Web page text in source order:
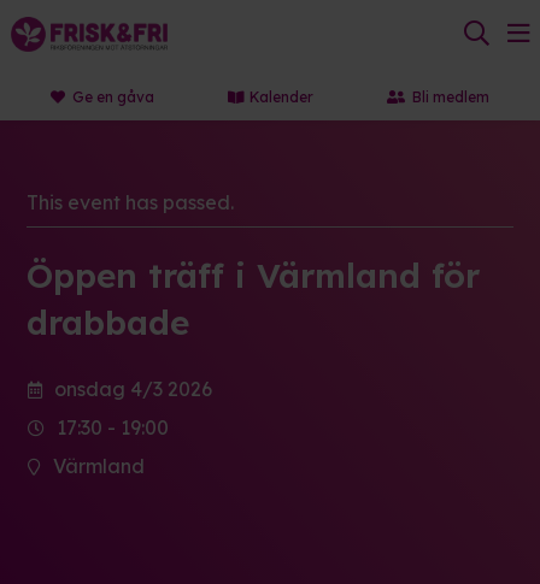
Ge en gåva Kalender Bli medlem
This event has passed.
Öppen träff i Värmland för
drabbade
onsdag 4/3 2026
17:30 - 19:00
Värmland